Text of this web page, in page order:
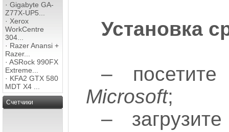
· Gigabyte GA-
Z77X-UP5...
· Xerox
WorkCentre
304...
· Razer Anansi +
Razer...
· ASRock 990FX
Extreme...
· KFA2 GTX 580
MDT X4 ...
Счетчики
Установка
– посетите
Microsoft;
–